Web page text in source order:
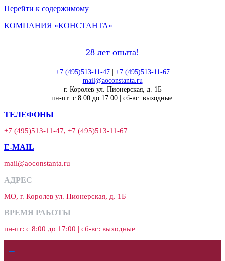
Перейти к содержимому
КОМПАНИЯ «КОНСТАНТА»
28 лет опыта!
+7 (495)513-11-47| +7 (495)513-11-67
mail@aoconstanta.ru
г. Королев ул. Пионерская, д. 1Б
пн-пт: с 8:00 до 17:00 | сб-вс: выходные
ТЕЛЕФОНЫ
+7 (495)513-11-47, +7 (495)513-11-67
E-MAIL
mail@aoconstanta.ru
АДРЕС
МО, г. Королев ул. Пионерская, д. 1Б
ВРЕМЯ РАБОТЫ
пн-пт: с 8:00 до 17:00 | сб-вс: выходные